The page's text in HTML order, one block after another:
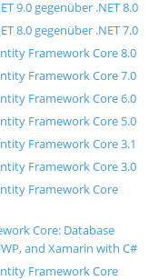
9.0 gegenüber .NET 8.0
8.0 gegenüber .NET 7.0
Framework Core 8.0
Framework Core 7.0
Framework Core 6.0
Framework Core 5.0
Framework Core 3.1
Framework Core 3.0
Framework Core
Core: Database
and Xamarin with C#
Framework Core